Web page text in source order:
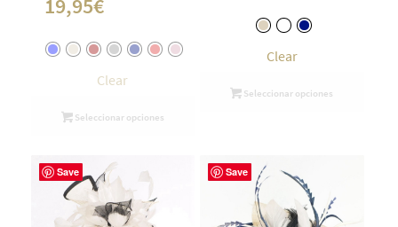
19,95€
Clear
Seleccionar opciones
Clear
Seleccionar opciones
Save Save